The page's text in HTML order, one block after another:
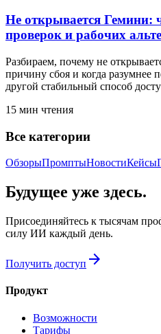
Не открывается Гемини:
проверок и рабочих
Разбираем, почему не
причину сбоя и когда разумнее
другой стабильный способ
15 мин чтения
Все категории
ОбзорыПромптыНовостиКейсы
Будущее уже здесь.
Присоединяйтесь к тысячам
силу ИИ каждый день.
Получить доступ arrow_forward
Продукт
Возможности
Тарифы